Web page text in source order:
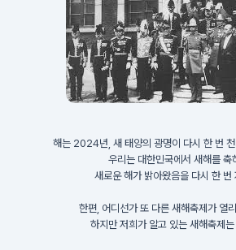
해는 2024년, 새 태양의 광명이 다시 한 번
우리는 대한민국에서 새해를 축
새로운 해가 밝아왔음을 다시 한 번
한편, 어디선가 또 다른 새해축제가 열
하지만 저희가 알고 있는 새해축제